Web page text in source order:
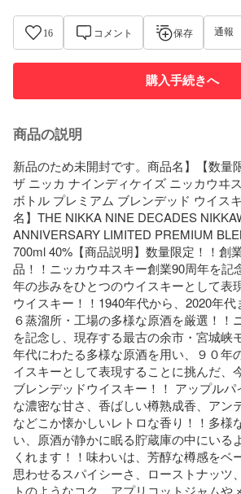
16 コメント 保存 通報
購入手続きへ
商品の説明
新品のため未開封です。商品名】【数量
ザ ニッカ ナインディケイズ ニッカウヰ
ボトル プレミアム ブレンデッド ウイス
名】THE NIKKA NINE DECADES
ANNIVERSARY LIMITED PREMIUM
700ml 40%【商品説明】数量限定！！創
品！！ニッカウヰスキー創業90周年を記
年の歩みをひとつのウイスキーとして表
ウイスキー！！1940年代から、2020年
６蒸溜所・工場の多様な原酒を厳選！！
を記念し、現存する最古の余市・宮城峡
年代にわたる多様な原酒を用い、９０年
イスキーとして表現することに挑んだ、
ブレンデッドウイスキー！！ アップルパ
な濃密な甘さ、香ばしい樽熟成香、アン
などこか懐かしいレトロな香り！！多様
い、原酒が静かに眠る貯蔵庫の中にいる
くれます！！味わいは、芳醇な樽感をベ
思わせるスパイシーさ、ローストナッツ
トのようなコク、アプリコットジャムや